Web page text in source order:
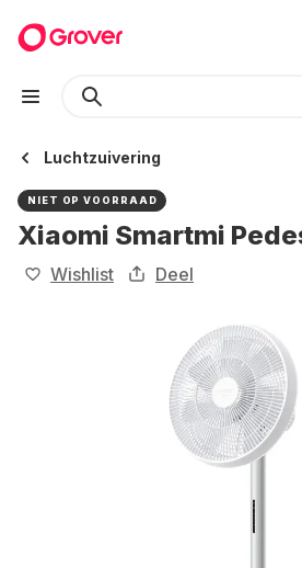
Luchtzuivering
NIET OP VOORRAAD
Xiaomi Smartmi
Wishlist Deel